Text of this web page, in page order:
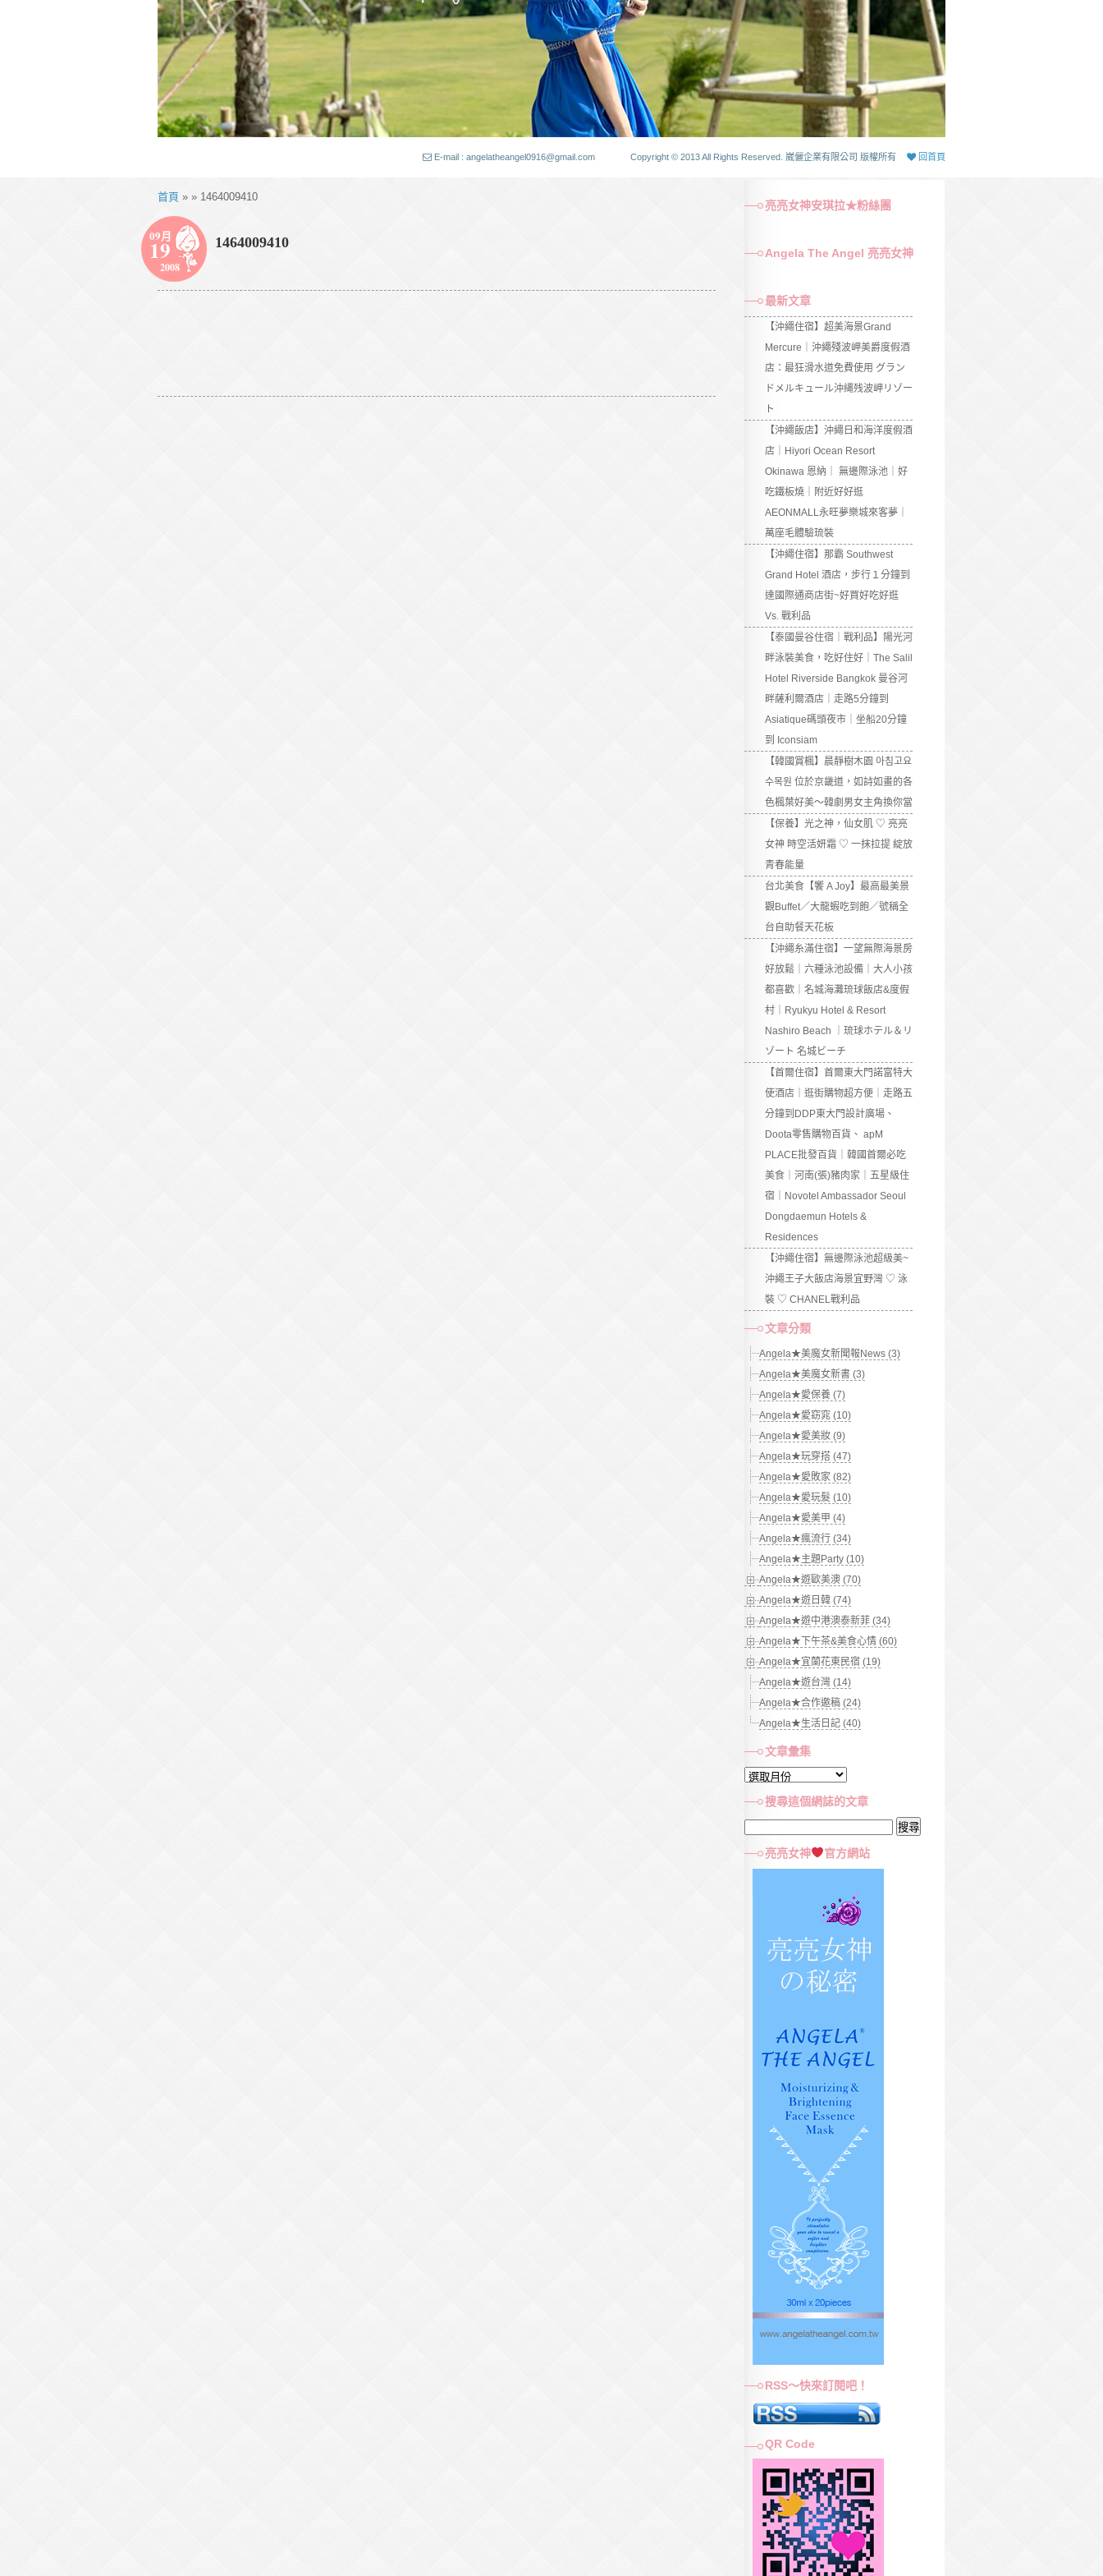
E-mail : angelatheangel0916@gmail.com Copyright © 2013 All Rights Reserved. 崴儷企業有限公司 版權所有 回首頁
首頁 » » 1464009410
09月
19
2008
1464009410
亮亮女神安琪拉★粉絲團
Angela The Angel 亮亮女神
最新文章
【沖繩住宿】超美海景Grand
Mercure｜沖繩殘波岬美爵度假酒
店：最狂滑水道免費使用 グラン
ドメルキュール沖縄残波岬リゾー
ト
【沖繩飯店】沖繩日和海洋度假酒
店｜Hiyori Ocean Resort
Okinawa 恩納｜ 無邊際泳池｜好
吃鐵板燒｜附近好好逛
AEONMALL永旺夢樂城來客夢｜
萬座毛體驗琉裝
【沖繩住宿】那霸 Southwest
Grand Hotel 酒店，步行１分鐘到
達國際通商店街~好買好吃好逛
Vs. 戰利品
【泰國曼谷住宿｜戰利品】陽光河
畔泳裝美食，吃好住好｜The Salil
Hotel Riverside Bangkok 曼谷河
畔薩利爾酒店｜走路5分鐘到
Asiatique碼頭夜市｜坐船20分鐘
到 Iconsiam
【韓國賞楓】晨靜樹木園 아침고요
수목원 位於京畿道，如詩如畫的各
色楓葉好美～韓劇男女主角換你當
【保養】光之神，仙女肌 ♡ 亮亮
女神 時空活妍霜 ♡ 一抹拉提 綻放
青春能量
台北美食【饗 A Joy】最高最美景
觀Buffet／大龍蝦吃到飽／號稱全
台自助餐天花板
【沖繩糸滿住宿】一望無際海景房
好放鬆｜六種泳池設備｜大人小孩
都喜歡｜名城海灘琉球飯店&度假
村｜Ryukyu Hotel & Resort
Nashiro Beach ｜琉球ホテル＆リ
ゾート 名城ビーチ
【首爾住宿】首爾東大門諾富特大
使酒店｜逛街購物超方便｜走路五
分鐘到DDP東大門設計廣場、
Doota零售購物百貨、 apM
PLACE批發百貨｜韓國首爾必吃
美食｜河南(張)豬肉家｜五星級住
宿｜Novotel Ambassador Seoul
Dongdaemun Hotels &
Residences
【沖繩住宿】無邊際泳池超級美~
沖繩王子大飯店海景宜野灣 ♡ 泳
裝 ♡ CHANEL戰利品
文章分類
Angela★美魔女新聞報News (3)
Angela★美魔女新書 (3)
Angela★愛保養 (7)
Angela★愛窈窕 (10)
Angela★愛美妝 (9)
Angela★玩穿搭 (47)
Angela★愛敗家 (82)
Angela★愛玩髮 (10)
Angela★愛美甲 (4)
Angela★瘋流行 (34)
Angela★主題Party (10)
Angela★遊歐美澳 (70)
Angela★遊日韓 (74)
Angela★遊中港澳泰新菲 (34)
Angela★下午茶&美食心情 (60)
Angela★宜蘭花東民宿 (19)
Angela★遊台灣 (14)
Angela★合作邀稿 (24)
Angela★生活日記 (40)
文章彙集
文
彙
集
搜尋這個網誌的文章
關
亮亮女神 官方網站
RSS～快來訂閱吧！
QR Code